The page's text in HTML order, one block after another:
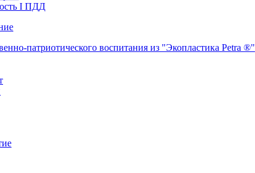
I ПДД
патриотического воспитания из "Экопластика Petra ®"